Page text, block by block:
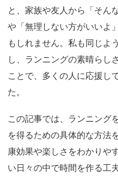
と、家族や友人から「そん
や「無理しない方がいいよ
もしれません。私も同じよ
し、ランニングの素晴らし
ことで、多くの人に応援し
た。
この記事では、ランニング
を得るための具体的な方法
康効果や楽しさをわかりや
い日々の中で時間を作る工